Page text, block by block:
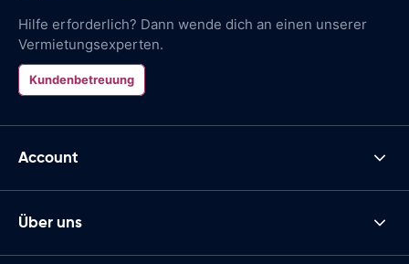
Hilfe erforderlich? Dann wende dich an einen unserer
Vermietungsexperten.
Kundenbetreuung
Account
Über uns